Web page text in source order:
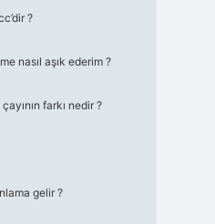
?
nasıl aşık ederim ?
farkı nedir ?
gelir ?